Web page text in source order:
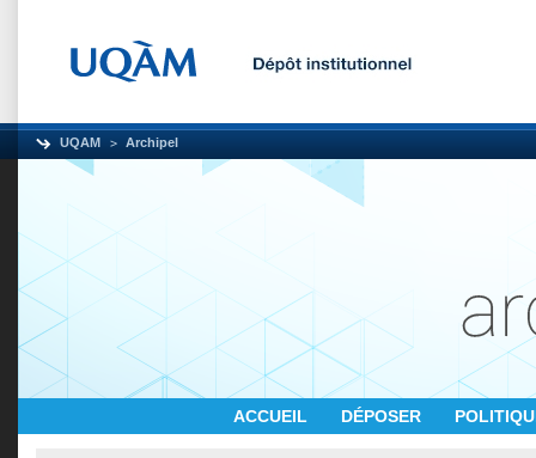
UQAM Archipel
ACCUEIL DÉPOSER